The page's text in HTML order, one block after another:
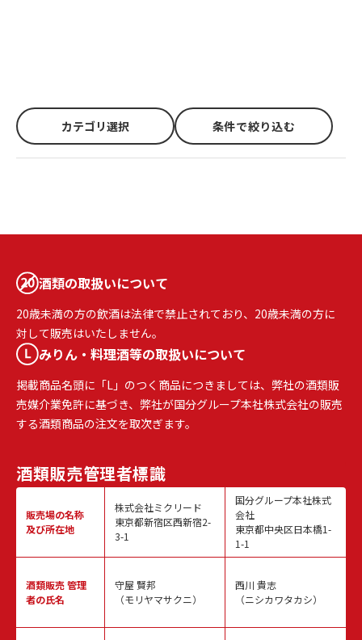
カテゴリ選択 条件で絞り込む
酒類の取扱いについて
20歳未満の方の飲酒は法律で禁止されており、20歳未満の方に
対して販売はいたしません。
みりん・料理酒等の取扱いについて
掲載商品名頭に「L」のつく商品につきましては、弊社の酒類販
売媒介業免許に基づき、弊社が国分グループ本社株式会社の販売
する酒類商品の注文を取次ぎます。
酒類販売管理者標識
販売場の名称
及び所在地
酒類販売管理
者の氏名
株式会社ミクリード
東京都新宿区西新宿2-
3-1
守屋 賢邦
（モリヤマサクニ）
国分グループ本社株式
会社
東京都中央区日本橋1-
1-1
西川 貴志
（ニシカワタカシ）